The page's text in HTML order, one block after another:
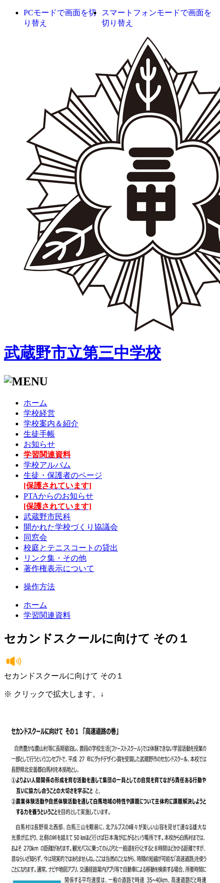
PCモードで画面を切
り替え
スマートフォンモードで画面を
切り替え
武蔵野市立第三中学校
ホーム
学校経営
学校案内＆紹介
生徒手帳
お知らせ
学習関連資料
学校アルバム
生徒・保護者のページ
[保護されています]
PTAからのお知らせ
[保護されています]
武蔵野市民科
開かれた学校づくり協議会
同窓会
校庭とテニスコートの貸出
リンク集・その他
著作権表示について
操作方法
ホーム
学習関連資料
セカンドスクールに向けて その１
セカンドスクールに向けて その１
※ クリックで拡大します。↓